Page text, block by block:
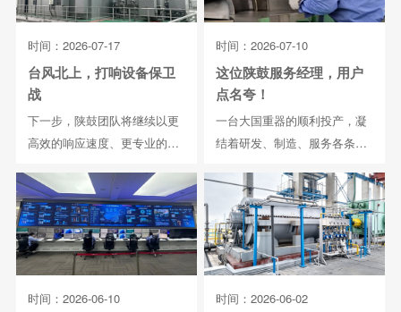
时间：2026-07-17
台风北上，打响设备保卫
战
下一步，陕鼓团队将继续以更
高效的响应速度、更专业的技
时间：2026-07-10
这位陕鼓服务经理，用户
点名夸！
一台大国重器的顺利投产，凝
结着研发、制造、服务各条线
时间：2026-06-10 时间：2026-06-02